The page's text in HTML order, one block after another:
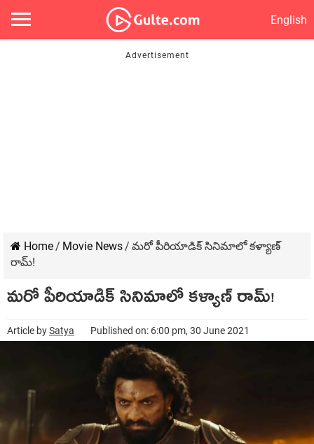
English
Home/ Movie News/ మరో పీరియాడిక్ సినిమాలో కళ్యాణ్
రామ్!
మరో పీరియాడిక్ సినిమాలో కళ్యాణ్ రామ్!
Article bySatya Published on: 6:00 pm, 30 June 2021